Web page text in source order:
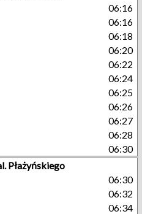
06:16
06:16
06:18
06:20
06:22
06:24
06:25
06:26
06:27
06:28
06:30
Płażyńskiego
06:30
06:32
06:34